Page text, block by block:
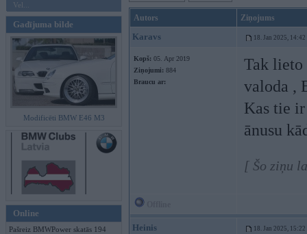
Vel...
Gadījuma bilde
Modificēti BMW E46 M3
Online
Pašreiz BMWPower skatās 194
Autors Ziņojums
Karavs 18. Jan 2025, 14:42
Kopš: 05. Apr 2019
Ziņojumi: 884
Braucu ar:
Tak lieto
valoda ,
Kas tie ir
ānusu
[ Šo ziņu
Heinis 18. Jan 2025, 15:22